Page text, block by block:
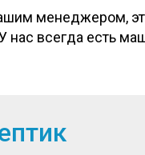
менеджером,
нас всегда есть